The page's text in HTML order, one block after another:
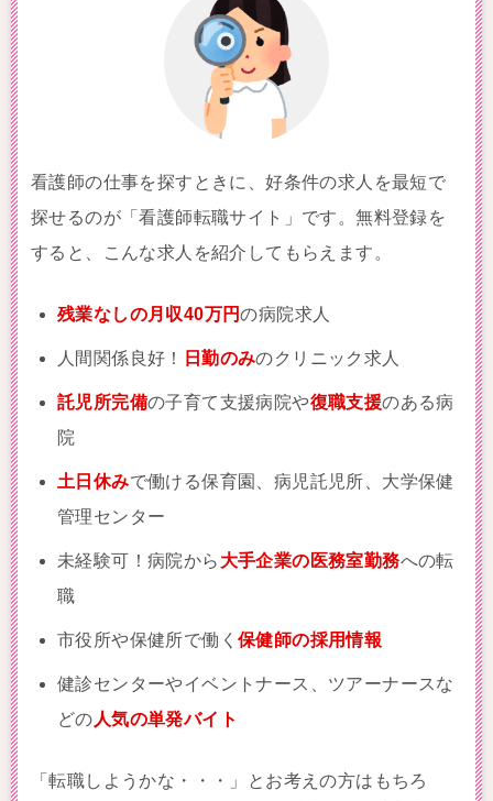
看護師の仕事を探すときに、好条件の求人を最短で
探せるのが「看護師転職サイト」です。無料登録を
すると、こんな求人を紹介してもらえます。
残業なしの月収40万円の病院求人
人間関係良好！ 日勤のみのクリニック求人
託児所完備の子育て支援病院や復職支援のある病
院
土日休みで働ける保育園、病児託児所、大学保健
管理センター
未経験可！病院から 大手企業の医務室勤務への転
職
市役所や保健所で働く 保健師の採用情報
健診センターやイベントナース、ツアーナースな
どの 人気の単発バイト
「転職しようかな・・・」とお考えの方はもちろ